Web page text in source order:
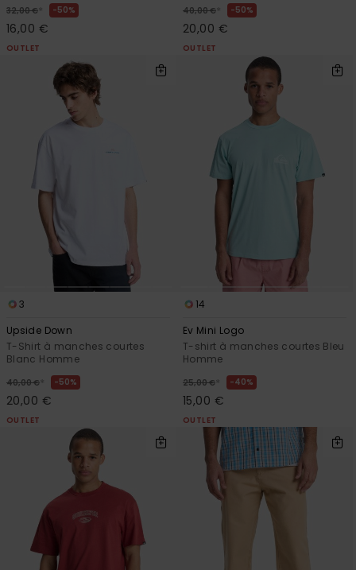
32,00 € * 50%
16,00 €
OUTLET
40,00 € * 50%
20,00 €
OUTLET
3
Upside Down
T-Shirt à manches courtes
Blanc Homme
40,00 € * 50%
20,00 €
OUTLET
14
Ev Mini Logo
T-shirt à manches courtes Bleu
Homme
25,00 € * 40%
15,00 €
OUTLET